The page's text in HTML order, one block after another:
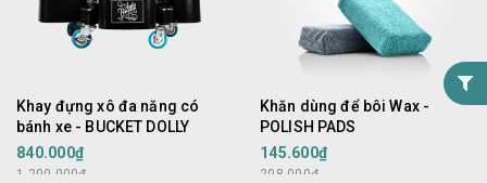
Khay đựng xô đa năng có
bánh xe - BUCKET DOLLY
840.000₫
1.200.000₫
Khăn dùng để bôi Wax -
POLISH PADS
145.600₫
208.000₫